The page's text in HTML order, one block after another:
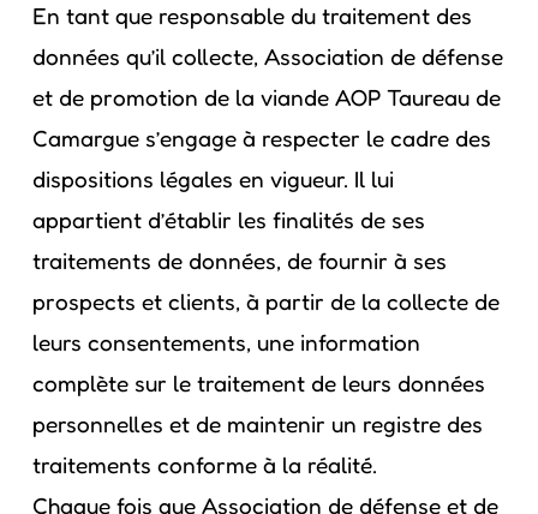
En tant que responsable du traitement des
données qu’il collecte, Association de défense
et de promotion de la viande AOP Taureau de
Camargue s’engage à respecter le cadre des
dispositions légales en vigueur. Il lui
appartient d’établir les finalités de ses
traitements de données, de fournir à ses
prospects et clients, à partir de la collecte de
leurs consentements, une information
complète sur le traitement de leurs données
personnelles et de maintenir un registre des
traitements conforme à la réalité.
Chaque fois que Association de défense et de